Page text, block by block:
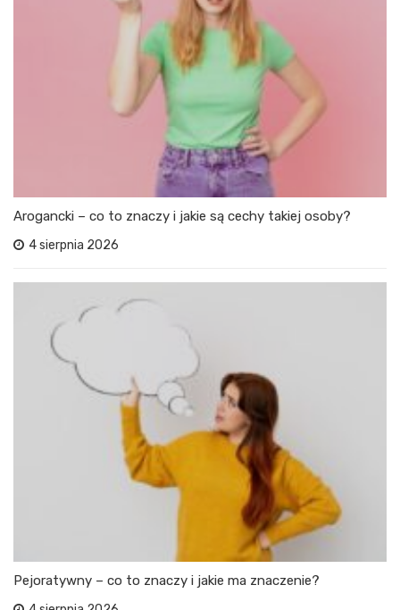
Arogancki – co to znaczy i jakie są cechy takiej osoby?
4 sierpnia 2026
Pejoratywny – co to znaczy i jakie ma znaczenie?